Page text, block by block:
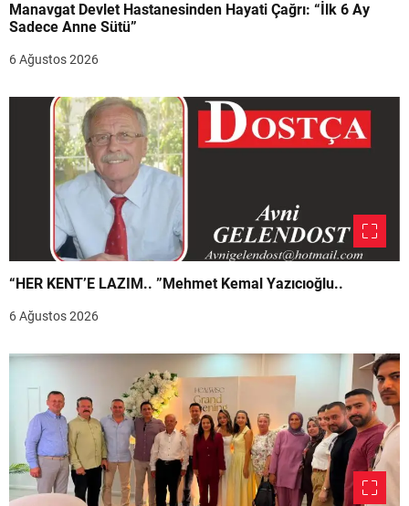
Manavgat Devlet Hastanesinden Hayati Çağrı: “İlk 6 Ay
Sadece Anne Sütü”
6 Ağustos 2026
“HER KENT’E LAZIM.. ”Mehmet Kemal Yazıcıoğlu..
6 Ağustos 2026